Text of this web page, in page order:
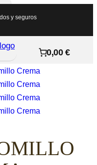
y seguros
0,00 €